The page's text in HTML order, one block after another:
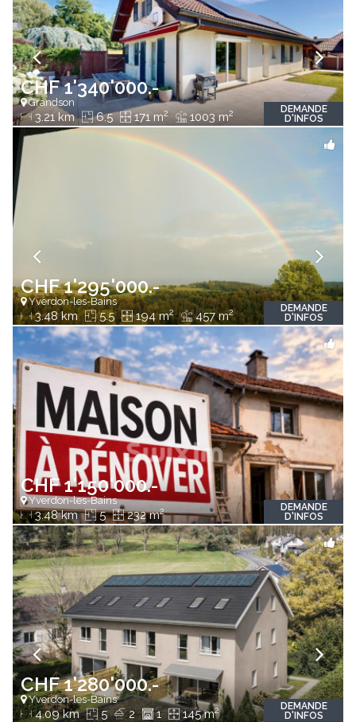
CHF 1'340'000.-
Grandson
3.21 km 6.5 171 m2 1003 m2
DEMANDE
D'INFOS
CHF 1'295'000.-
Yverdon-les-Bains
3.48 km 5.5 194 m2 457 m2
DEMANDE
D'INFOS
CHF 1'150'000.-
Yverdon-les-Bains
3.48 km 5 232 m2
DEMANDE
D'INFOS
CHF 1'280'000.-
Yverdon-les-Bains
4.09 km 5 2 1 145 m2
DEMANDE
D'INFOS